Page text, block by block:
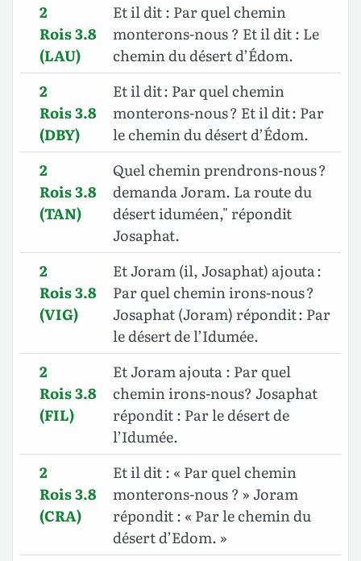
2
Rois 3.8
(LAU)
Et il dit : Par quel chemin
monterons-nous ? Et il dit : Le
chemin du désert d’Édom.
2
Rois 3.8
(DBY)
Et il dit : Par quel chemin
monterons-nous ? Et il dit : Par
le chemin du désert d’Édom.
2
Rois 3.8
(TAN)
Quel chemin prendrons-nous ?
demanda Joram. La route du
désert iduméen," répondit
Josaphat.
2
Rois 3.8
(VIG)
Et Joram (il, Josaphat) ajouta :
Par quel chemin irons-nous ?
Josaphat (Joram) répondit : Par
le désert de l’Idumée.
2
Rois 3.8
(FIL)
Et Joram ajouta : Par quel
chemin irons-nous? Josaphat
répondit : Par le désert de
l’Idumée.
2
Rois 3.8
(CRA)
Et il dit : « Par quel chemin
monterons-nous ? » Joram
répondit : « Par le chemin du
désert d’Edom. »